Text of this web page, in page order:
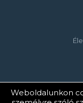
©
Weboldalunkon